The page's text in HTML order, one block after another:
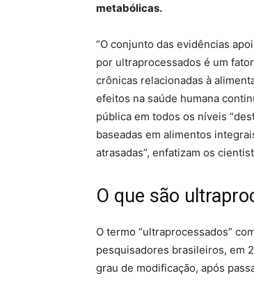
metabólicas.
“O conjunto das evidências
por ultraprocessados é um
crônicas relacionadas à
efeitos na saúde humana
pública em todos os níveis
baseadas em alimentos
atrasadas”, enfatizam os
O que são
O termo “ultraprocessados”
pesquisadores brasileiros, em
grau de modificação, após